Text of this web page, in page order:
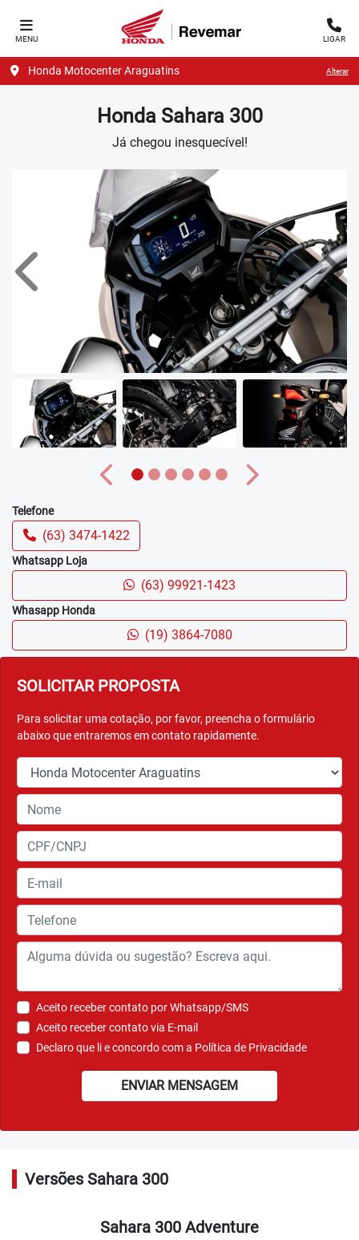
MENU LIGAR
Honda Motocenter Araguatins Alterar
HondaSahara 300
Já chegou inesquecível!
SOLICITAR PROPOSTA
Para solicitar uma cotação, por favor, preencha o formulário
abaixo que entraremos em contato rapidamente.
Aceito receber contato por Whatsapp/SMS
Aceito receber contato via E-mail
Declaro que li e concordo com a Política de Privacidade
ENVIAR MENSAGEM
Anterior
Anterior Próximo
Telefone
(63) 3474-1422
Whatsapp Loja
(63) 99921-1423
Whasapp Honda
(19) 3864-7080
Versões Sahara 300
Sahara 300 Adventure